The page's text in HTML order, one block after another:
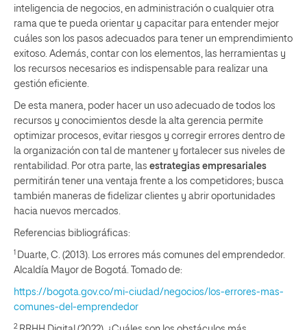
inteligencia de negocios, en administración o cualquier otra
rama que te pueda orientar y capacitar para entender mejor
cuáles son los pasos adecuados para tener un emprendimiento
exitoso. Además, contar con los elementos, las herramientas y
los recursos necesarios es indispensable para realizar una
gestión eficiente.
De esta manera, poder hacer un uso adecuado de todos los
recursos y conocimientos desde la alta gerencia permite
optimizar procesos, evitar riesgos y corregir errores dentro de
la organización con tal de mantener y fortalecer sus niveles de
rentabilidad. Por otra parte, las estrategias empresariales
permitirán tener una ventaja frente a los competidores; busca
también maneras de fidelizar clientes y abrir oportunidades
hacia nuevos mercados.
Referencias bibliográficas:
1 Duarte, C. (2013). Los errores más comunes del emprendedor.
Alcaldía Mayor de Bogotá. Tomado de:
https://bogota.gov.co/mi-ciudad/negocios/los-errores-mas-
comunes-del-emprendedor
2